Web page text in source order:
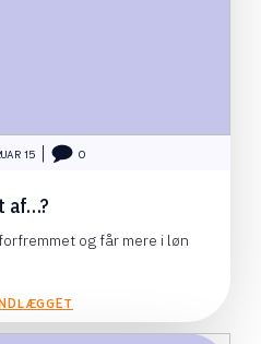
15 0
af…?
og får mere i løn